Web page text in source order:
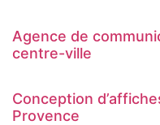
Agence de
centre-ville
Conception
Provence